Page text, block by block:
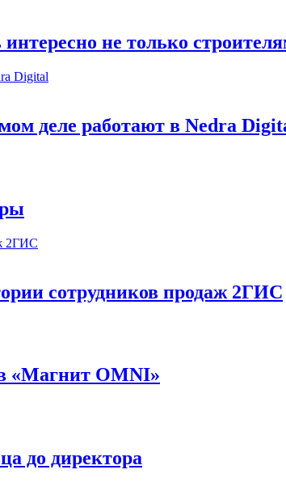
не только
деле работают в Nedra
сотрудников продаж 2ГИС
«Магнит OMNI»
до директора